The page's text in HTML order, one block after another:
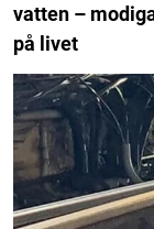
vatten –
på livet